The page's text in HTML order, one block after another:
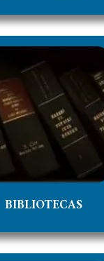
BIBLIOTECAS
BIBLIOTECAS
a la Biblioteca del Poder Judicial.
ACCEDER